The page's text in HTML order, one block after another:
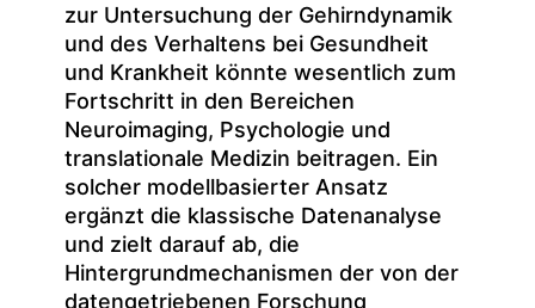
zur Untersuchung der Gehirndynamik
und des Verhaltens bei Gesundheit
und Krankheit könnte wesentlich zum
Fortschritt in den Bereichen
Neuroimaging, Psychologie und
translationale Medizin beitragen. Ein
solcher modellbasierter Ansatz
ergänzt die klassische Datenanalyse
und zielt darauf ab, die
Hintergrundmechanismen der von der
datengetriebenen Forschung